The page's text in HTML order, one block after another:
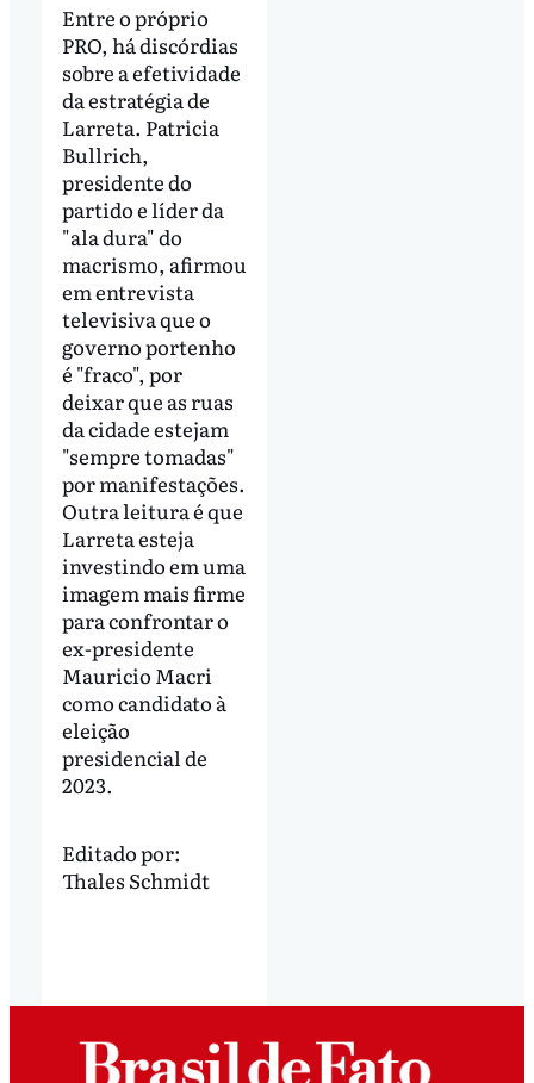
Entre o próprio
PRO, há discórdias
sobre a efetividade
da estratégia de
Larreta. Patricia
Bullrich,
presidente do
partido e líder da
"ala dura" do
macrismo, afirmou
em entrevista
televisiva que o
governo portenho
é "fraco", por
deixar que as ruas
da cidade estejam
"sempre tomadas"
por manifestações.
Outra leitura é que
Larreta esteja
investindo em uma
imagem mais firme
para confrontar o
ex-presidente
Mauricio Macri
como candidato à
eleição
presidencial de
2023.
Editado por:
Thales Schmidt